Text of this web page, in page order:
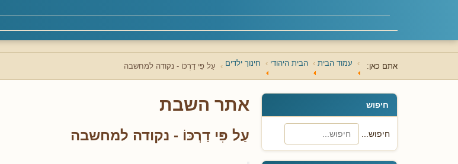
אתם כאן: עמוד הבית הבית היהודי חינוך ילדים עַל פִּי דַרְכּוֹ - נקודה למחשבה
חיפוש
חיפוש...
אתר השבת
עַל פִּי דַרְכּוֹ - נקודה למחשבה